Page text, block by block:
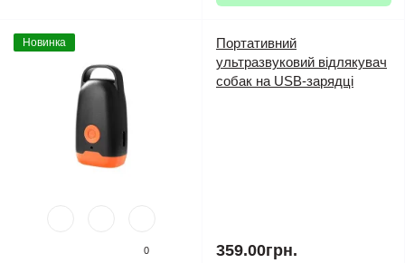
Новинка
0
Портативний
ультразвуковий відлякувач
собак на USB-зарядці
359.00грн.